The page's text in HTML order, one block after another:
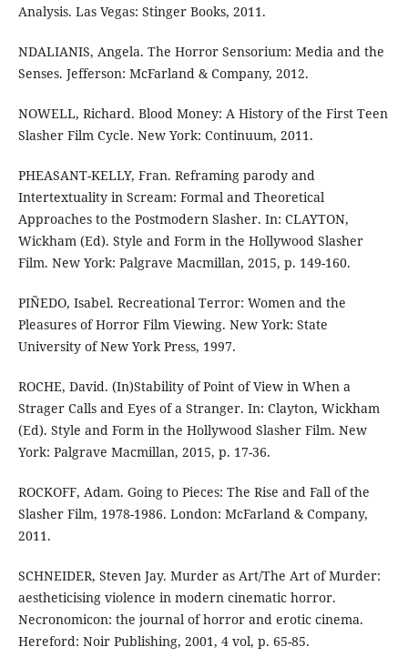
Analysis. Las Vegas: Stinger Books, 2011.
NDALIANIS, Angela. The Horror Sensorium: Media and the
Senses. Jefferson: McFarland & Company, 2012.
NOWELL, Richard. Blood Money: A History of the First Teen
Slasher Film Cycle. New York: Continuum, 2011.
PHEASANT-KELLY, Fran. Reframing parody and
Intertextuality in Scream: Formal and Theoretical
Approaches to the Postmodern Slasher. In: CLAYTON,
Wickham (Ed). Style and Form in the Hollywood Slasher
Film. New York: Palgrave Macmillan, 2015, p. 149-160.
PIÑEDO, Isabel. Recreational Terror: Women and the
Pleasures of Horror Film Viewing. New York: State
University of New York Press, 1997.
ROCHE, David. (In)Stability of Point of View in When a
Strager Calls and Eyes of a Stranger. In: Clayton, Wickham
(Ed). Style and Form in the Hollywood Slasher Film. New
York: Palgrave Macmillan, 2015, p. 17-36.
ROCKOFF, Adam. Going to Pieces: The Rise and Fall of the
Slasher Film, 1978-1986. London: McFarland & Company,
2011.
SCHNEIDER, Steven Jay. Murder as Art/The Art of Murder:
aestheticising violence in modern cinematic horror.
Necronomicon: the journal of horror and erotic cinema.
Hereford: Noir Publishing, 2001, 4 vol, p. 65-85.